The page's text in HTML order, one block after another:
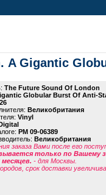
A Gigantic
The Future Sound Of London
Globular Burst Of Anti-
Великобритания
Vinyl
PM 09-06389
Великобритания
заказа Вами после его
только по Вашему
- для Москвы.
срок доставки